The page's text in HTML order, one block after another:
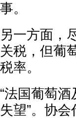
事。
另一方面，
关税，但葡
税率。
“法国葡萄
失望”。协